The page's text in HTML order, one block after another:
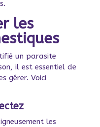
les
un parasite
il est essentiel de
gérer. Voici
les